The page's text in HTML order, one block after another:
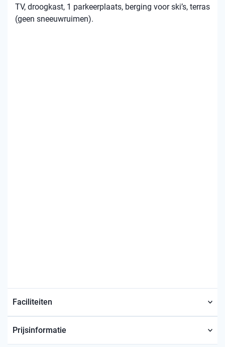
TV, droogkast, 1 parkeerplaats, berging voor ski’s, terras
(geen sneeuwruimen).
Faciliteiten
Prijsinformatie